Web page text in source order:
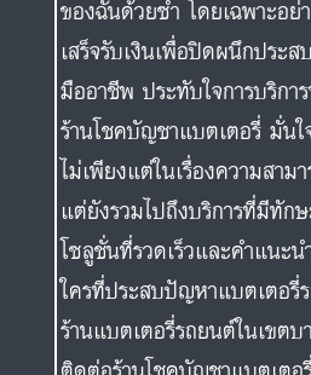
ของฉันด้วยซ้ำ โดยเฉพาะอย่
เสร็จรับเงินเพื่อปิดผนึกประ
มืออาชีพ ประทับใจการบริกา
ร้านโชคบัญชาแบตเตอรี่ มั่น
ไม่เพียงแต่ในเรื่องความสาม
แต่ยังรวมไปถึงบริการที่มีทัก
โซลูชั่นที่รวดเร็วและคำแนะ
ใครที่ประสบปัญหาแบตเตอรี่
ร้านแบตเตอรี่รถยนต์ในเขตบ